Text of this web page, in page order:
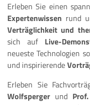
Erleben Sie einen
Expertenwissen rund
Verträglichkeit und
sich auf Live-
neueste Technologien
und inspirierende
Erleben Sie
Wolfsperger und